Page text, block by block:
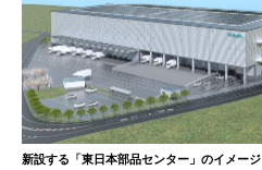
新設する「東日本部品センター」のイメージ